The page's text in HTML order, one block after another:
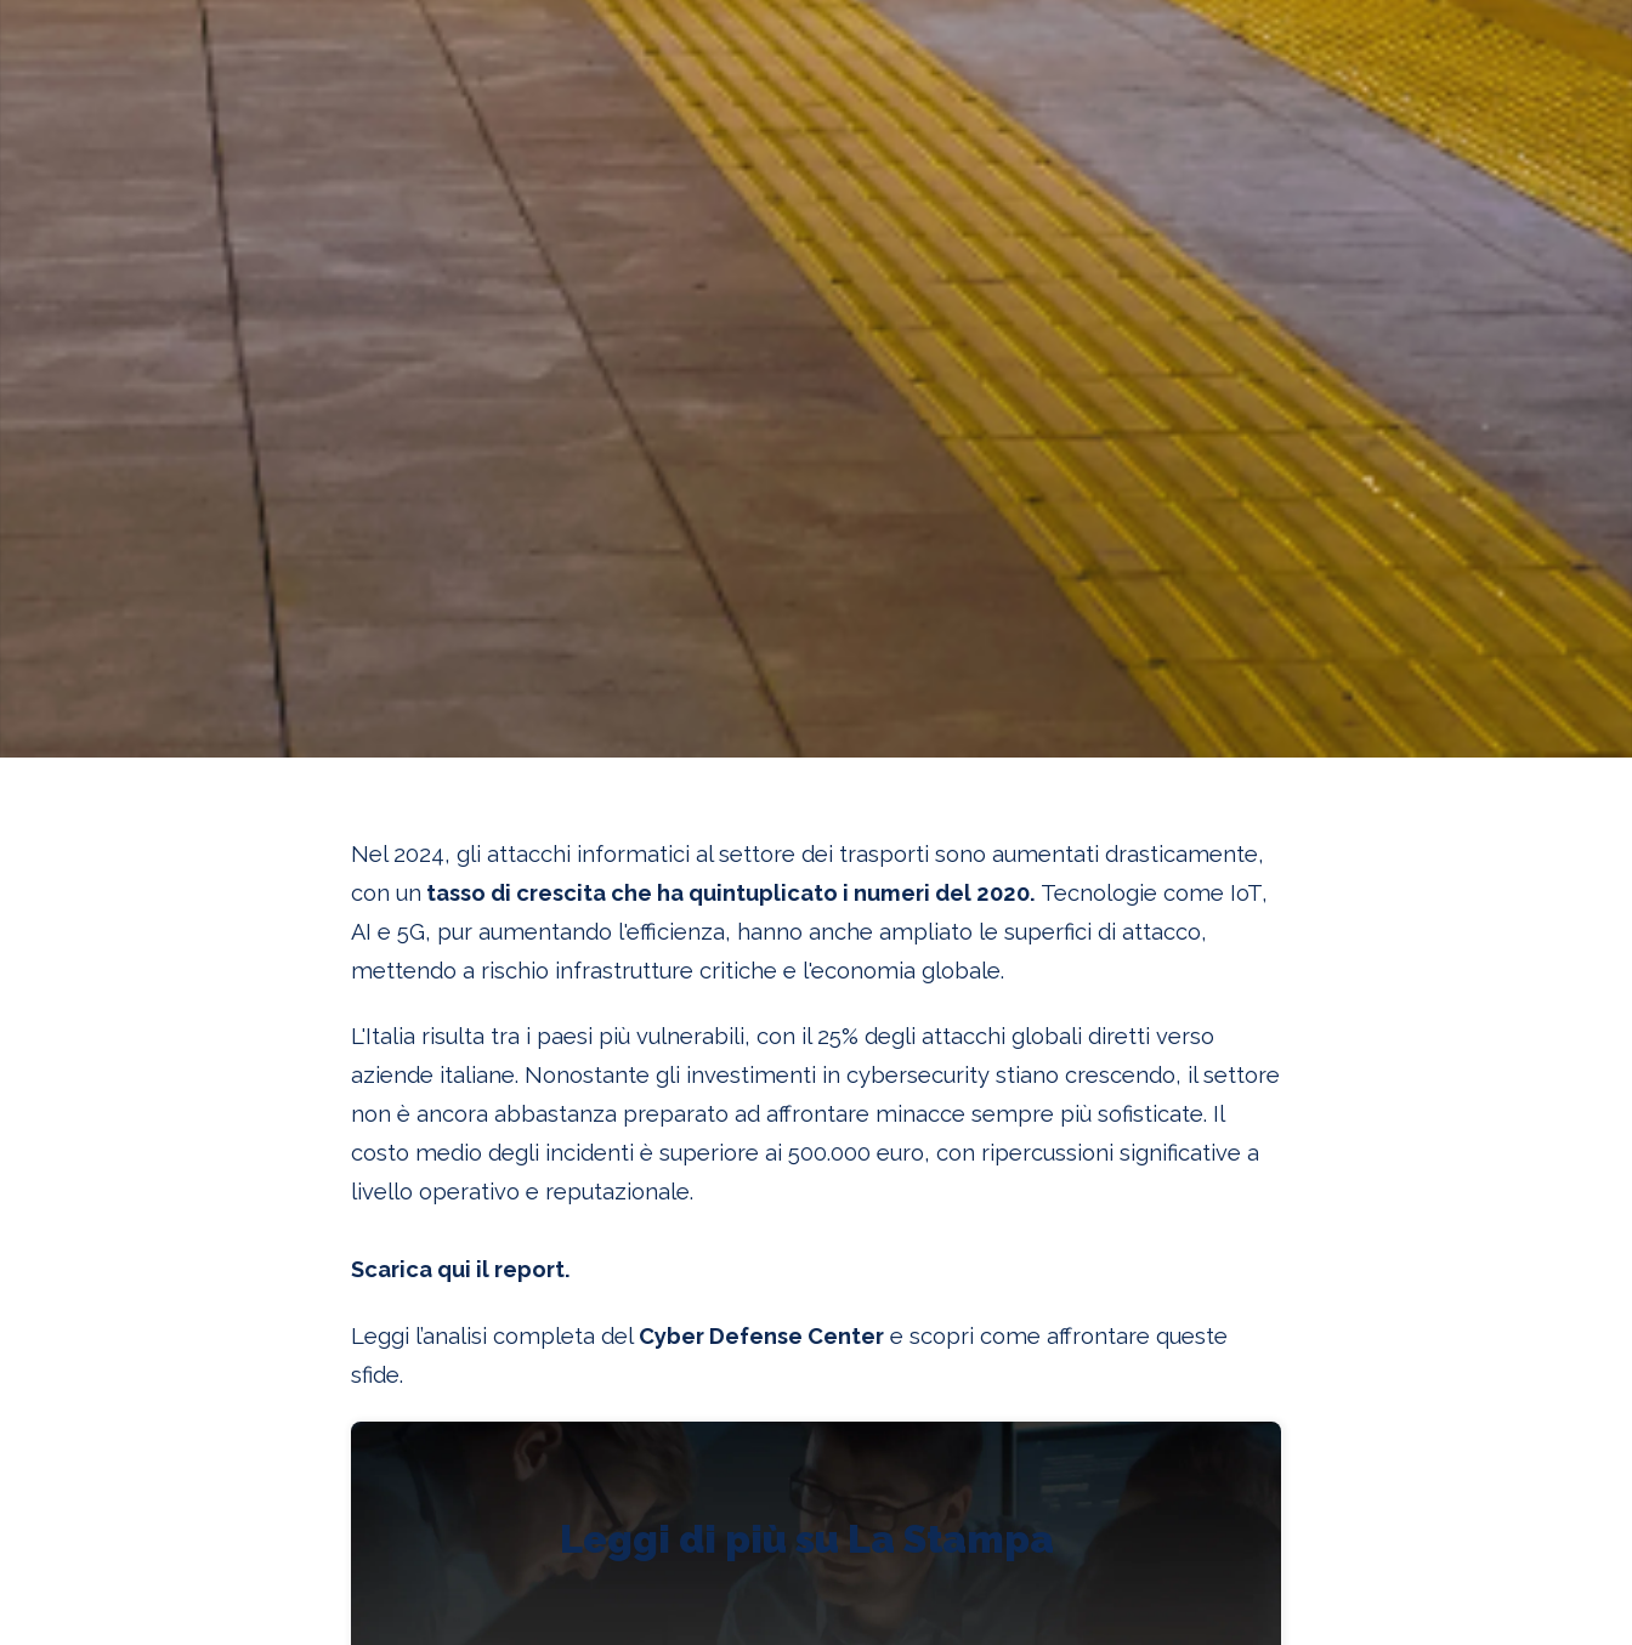
Nel 2024, gli attacchi informatici al settore dei trasporti sono aumentati drasticamente,
con un tasso di crescita che ha quintuplicato i numeri del 2020. Tecnologie come IoT,
AI e 5G, pur aumentando l'efficienza, hanno anche ampliato le superfici di attacco,
mettendo a rischio infrastrutture critiche e l'economia globale.
L'Italia risulta tra i paesi più vulnerabili, con il 25% degli attacchi globali diretti verso
aziende italiane. Nonostante gli investimenti in cybersecurity stiano crescendo, il settore
non è ancora abbastanza preparato ad affrontare minacce sempre più sofisticate. Il
costo medio degli incidenti è superiore ai 500.000 euro, con ripercussioni significative a
livello operativo e reputazionale.
Scaricaqui il report.
Leggi l’analisi completa del Cyber Defense Centere scopri come affrontare queste
sfide.
Leggi di più su La Stampa